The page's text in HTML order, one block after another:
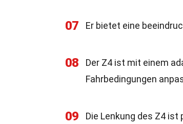
07 Er bietet eine
08
Der Z4 ist mit einem
Fahrbedingungen
09 Die Lenkung des Z4